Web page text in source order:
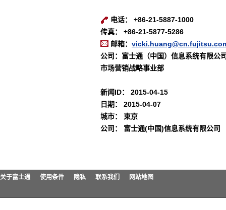
电话： +86-21-5887-1000
传真： +86-21-5877-5286
邮箱：
公司：富士通（中国）信息系统有限公
市场营销战略事业部
新闻ID：
2015-04-15
日期：
2015-04-07
城市：
東京
公司：
富士通(中国)信息系统有限公司
关于富士通 使用条件 隐私 联系我们 网站地图